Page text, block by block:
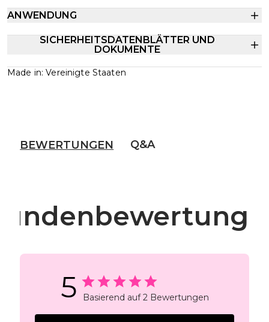
ANWENDUNG
SICHERHEITSDATENBLÄTTER UND
DOKUMENTE
Made in: Vereinigte Staaten
BEWERTUNGEN Q&A
5 Basierend auf 2 Bewertungen